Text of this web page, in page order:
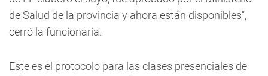
de Salud de la provincia y ahora están disponibles",
cerró la funcionaria.
Este es el protocolo para las clases presenciales de